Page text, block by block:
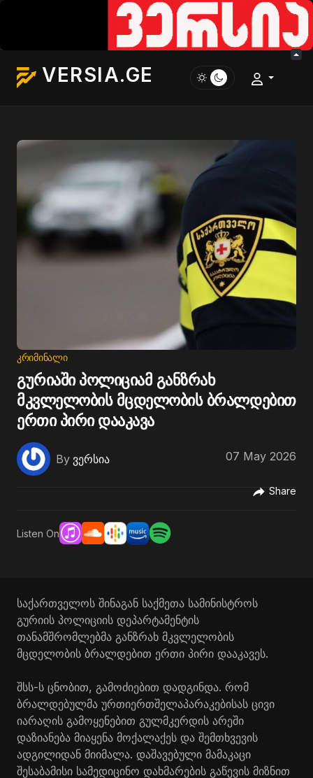
VERSIA.GE
ᲙᲠᲘᲛᲘᲜᲐᲚᲘ
გურიაში პოლიციამ განზრახ
მკვლელობის მცდელობის ბრალდებით
ერთი პირი დააკავა
By ვერსია 07 May 2026
Share
Listen On
საქართველოს შინაგან საქმეთა სამინისტროს
გურიის პოლიციის დეპარტამენტის
თანამშრომლებმა განზრახ მკვლელობის
მცდელობის ბრალდებით ერთი პირი დააკავეს.
შსს-ს ცნობით, გამოძიებით დადგინდა. რომ
ბრალდებულმა ურთიერთშელაპარაკებისას ცივი
იარაღის გამოყენებით გულმკერდის არეში
დაზიანება მიაყენა მოქალაქეს და შემთხვევის
ადგილიდან მიიმალა. დაშავებული მამაკაცი
შესაბამისი სამედიცინო დახმარების გაწევის მიზნით